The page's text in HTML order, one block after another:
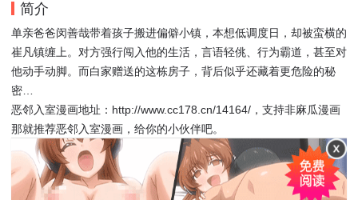
简介
单亲爸爸闵善哉带着孩子搬进偏僻小镇，本想低调度日，却被蛮横的
崔凡镇缠上。对方强行闯入他的生活，言语轻佻、行为霸道，甚至对
他动手动脚。而白家赠送的这栋房子，背后似乎还藏着更危险的秘
密…
恶邻入室漫画地址：http://www.cc178.cn/14164/，支持非麻瓜漫画
那就推荐恶邻入室漫画，给你的小伙伴吧。